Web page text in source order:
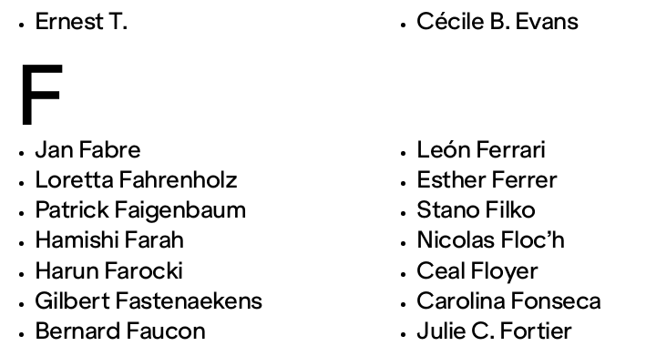
Ernest T.
Cécile B. Evans
F
Jan Fabre
Loretta Fahrenholz
Patrick Faigenbaum
Hamishi Farah
Harun Farocki
Gilbert Fastenaekens
Bernard Faucon
León Ferrari
Esther Ferrer
Stano Filko
Nicolas Floc’h
Ceal Floyer
Carolina Fonseca
Julie C. Fortier